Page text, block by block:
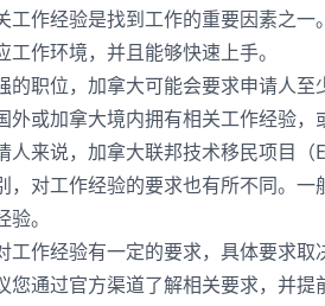
工作经验是找到工作的重要因素之
作环境，并且能够快速上手。
的职位，加拿大可能会要求申请人
外或加拿大境内拥有相关工作经验，
人来说，加拿大联邦技术移民项目
，对工作经验的要求也有所不同。
。
工作经验有一定的要求，具体要求
您通过官方渠道了解相关要求，并提